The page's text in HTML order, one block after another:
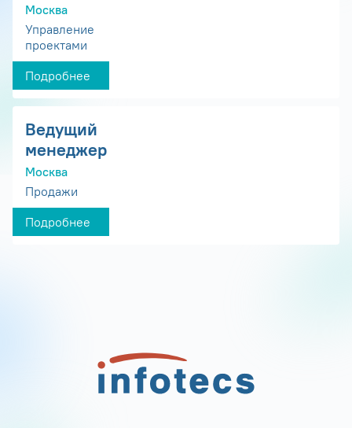
Москва
Управление
проектами
Подробнее
Ведущий
менеджер
Москва
Продажи
Подробнее